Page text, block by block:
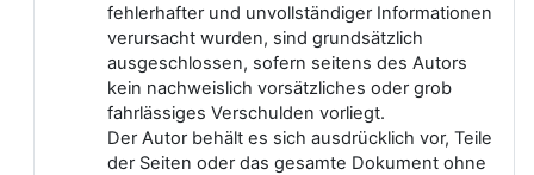
fehlerhafter und unvollständiger Informationen
verursacht wurden, sind grundsätzlich
ausgeschlossen, sofern seitens des Autors
kein nachweislich vorsätzliches oder grob
fahrlässiges Verschulden vorliegt.
Der Autor behält es sich ausdrücklich vor, Teile
der Seiten oder das gesamte Dokument ohne